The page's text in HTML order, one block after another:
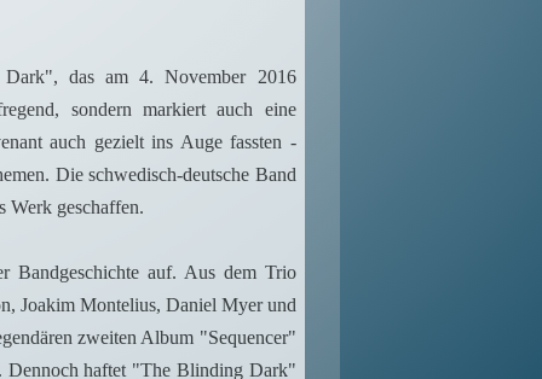
Dark", das am 4. November 2016
sondern markiert auch eine
auch gezielt ins Auge fassten -
Die schwedisch-deutsche Band
Werk geschaffen.
Bandgeschichte auf. Aus dem Trio
Joakim Montelius, Daniel Myer und
zweiten Album "Sequencer"
Dennoch haftet "The Blinding Dark"